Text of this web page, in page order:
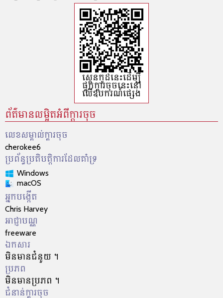
ស្កេនកូដ​នេះដើម្បី​
ផ្ទុក​ក្ដារចុចនេះ​នៅ​
លើ​ឧបករណ៍​ផ្សេង
ព័ត៌មានលម្អិតអំពីក្តារចុច
លេខសម្គាល់​ក្ដារចុច
cherokee6
ប្រព័ន្ធប្រតិបត្តិការដែលគាំទ្រ
Windows
macOS
អ្នកបង្កើត
Chris Harvey
អាជ្ញា​បណ្ណ​
freeware
ឯកសារ
មិនមានជំនួយ។
ប្រភព
មិនមានប្រភព។
ជំនាន់ក្ដារចុច